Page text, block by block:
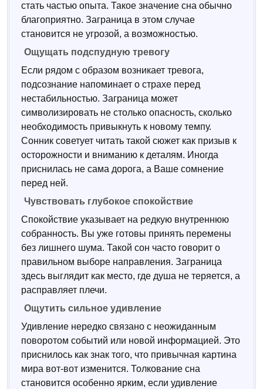
стать частью опыта. Такое значение сна обычно
благоприятно. Заграница в этом случае
становится не угрозой, а возможностью.
Ощущать подспудную тревогу
Если рядом с образом возникает тревога,
подсознание напоминает о страхе перед
нестабильностью. Заграница может
символизировать не столько опасность, сколько
необходимость привыкнуть к новому темпу.
Сонник советует читать такой сюжет как призыв к
осторожности и вниманию к деталям. Иногда
приснилась не сама дорога, а Ваше сомнение
перед ней.
Чувствовать глубокое спокойствие
Спокойствие указывает на редкую внутреннюю
собранность. Вы уже готовы принять перемены
без лишнего шума. Такой сон часто говорит о
правильном выборе направления. Заграница
здесь выглядит как место, где душа не теряется, а
расправляет плечи.
Ощутить сильное удивление
Удивление нередко связано с неожиданным
поворотом событий или новой информацией. Это
приснилось как знак того, что привычная картина
мира вот-вот изменится. Толкование сна
становится особенно ярким, если удивление